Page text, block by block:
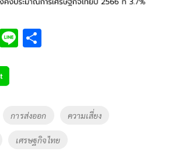
C Li
การส่งออก ความเสี่ยง
เศรษฐกิจไทย